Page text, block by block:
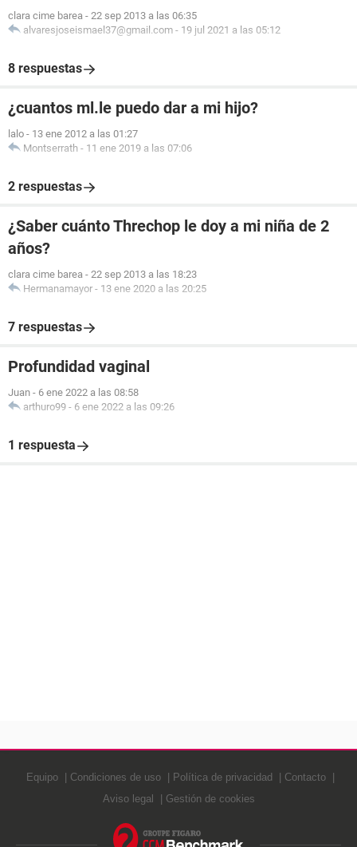
clara cime barea - 22 sep 2013 a las 06:35
alvaresjoseismael37@gmail.com - 19 jul 2021 a las 05:12
8 respuestas
¿cuantos ml.le puedo dar a mi hijo?
lalo - 13 ene 2012 a las 01:27
Montserrath - 11 ene 2019 a las 07:06
2 respuestas
¿Saber cuánto Threchop le doy a mi niña de 2
años?
clara cime barea - 22 sep 2013 a las 18:23
Hermanamayor - 13 ene 2020 a las 20:25
7 respuestas
Profundidad vaginal
Juan - 6 ene 2022 a las 08:58
arthuro99 - 6 ene 2022 a las 09:26
1 respuesta
Equipo Condiciones de uso Política de privacidad
Contacto
Aviso legal
Gestión de cookies